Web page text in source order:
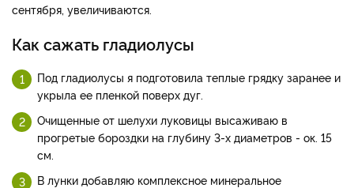
сентября, увеличиваются.
Как сажать гладиолусы
Под гладиолусы я подготовила теплые грядку заранее и
укрыла ее пленкой поверх дуг.
Очищенные от шелухи луковицы высаживаю в
прогретые бороздки на глубину 3-х диаметров - ок. 15
см.
В лунки добавляю комплексное минеральное